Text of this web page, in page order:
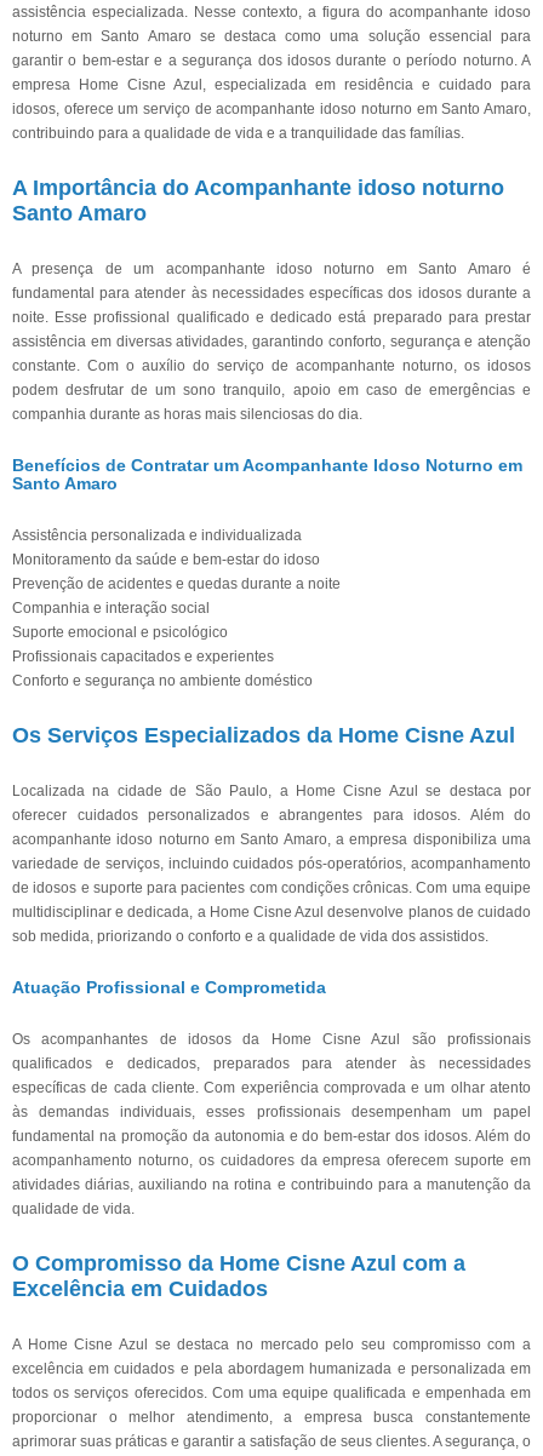
assistência especializada. Nesse contexto, a figura do acompanhante idoso
noturno em Santo Amaro se destaca como uma solução essencial para
garantir o bem-estar e a segurança dos idosos durante o período noturno. A
empresa Home Cisne Azul, especializada em residência e cuidado para
idosos, oferece um serviço de acompanhante idoso noturno em Santo Amaro,
contribuindo para a qualidade de vida e a tranquilidade das famílias.
A Importância do Acompanhante idoso noturno
Santo Amaro
A presença de um acompanhante idoso noturno em Santo Amaro é
fundamental para atender às necessidades específicas dos idosos durante a
noite. Esse profissional qualificado e dedicado está preparado para prestar
assistência em diversas atividades, garantindo conforto, segurança e atenção
constante. Com o auxílio do serviço de acompanhante noturno, os idosos
podem desfrutar de um sono tranquilo, apoio em caso de emergências e
companhia durante as horas mais silenciosas do dia.
Benefícios de Contratar um Acompanhante Idoso Noturno em
Santo Amaro
Assistência personalizada e individualizada
Monitoramento da saúde e bem-estar do idoso
Prevenção de acidentes e quedas durante a noite
Companhia e interação social
Suporte emocional e psicológico
Profissionais capacitados e experientes
Conforto e segurança no ambiente doméstico
Os Serviços Especializados da Home Cisne Azul
Localizada na cidade de São Paulo, a Home Cisne Azul se destaca por
oferecer cuidados personalizados e abrangentes para idosos. Além do
acompanhante idoso noturno em Santo Amaro, a empresa disponibiliza uma
variedade de serviços, incluindo cuidados pós-operatórios, acompanhamento
de idosos e suporte para pacientes com condições crônicas. Com uma equipe
multidisciplinar e dedicada, a Home Cisne Azul desenvolve planos de cuidado
sob medida, priorizando o conforto e a qualidade de vida dos assistidos.
Atuação Profissional e Comprometida
Os acompanhantes de idosos da Home Cisne Azul são profissionais
qualificados e dedicados, preparados para atender às necessidades
específicas de cada cliente. Com experiência comprovada e um olhar atento
às demandas individuais, esses profissionais desempenham um papel
fundamental na promoção da autonomia e do bem-estar dos idosos. Além do
acompanhamento noturno, os cuidadores da empresa oferecem suporte em
atividades diárias, auxiliando na rotina e contribuindo para a manutenção da
qualidade de vida.
O Compromisso da Home Cisne Azul com a
Excelência em Cuidados
A Home Cisne Azul se destaca no mercado pelo seu compromisso com a
excelência em cuidados e pela abordagem humanizada e personalizada em
todos os serviços oferecidos. Com uma equipe qualificada e empenhada em
proporcionar o melhor atendimento, a empresa busca constantemente
aprimorar suas práticas e garantir a satisfação de seus clientes. A segurança, o